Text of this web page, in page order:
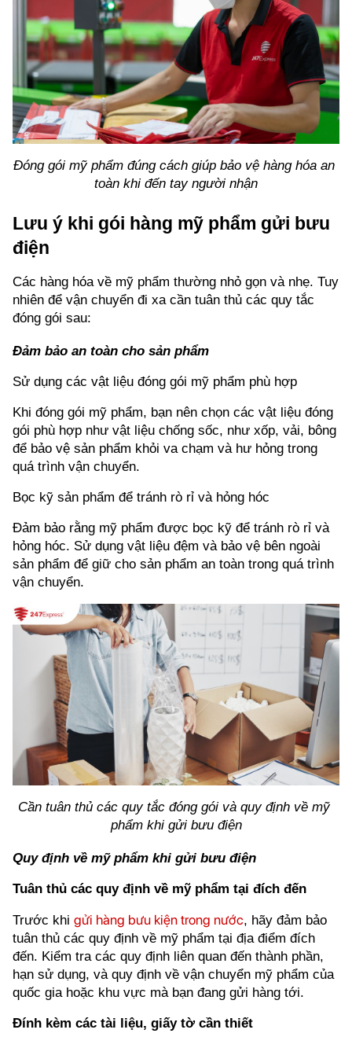
Đóng gói mỹ phẩm đúng cách giúp bảo vệ hàng hóa an
toàn khi đến tay người nhận
Lưu ý khi gói hàng mỹ phẩm gửi bưu
điện
Các hàng hóa về mỹ phẩm thường nhỏ gọn và nhẹ. Tuy
nhiên để vận chuyển đi xa cần tuân thủ các quy tắc
đóng gói sau:
Đảm bảo an toàn cho sản phẩm
Sử dụng các vật liệu đóng gói mỹ phẩm phù hợp
Khi đóng gói mỹ phẩm, bạn nên chọn các vật liệu đóng
gói phù hợp như vật liệu chống sốc, như xốp, vải, bông
để bảo vệ sản phẩm khỏi va chạm và hư hỏng trong
quá trình vận chuyển.
Bọc kỹ sản phẩm để tránh rò rỉ và hỏng hóc
Đảm bảo rằng mỹ phẩm được bọc kỹ để tránh rò rỉ và
hỏng hóc. Sử dụng vật liệu đệm và bảo vệ bên ngoài
sản phẩm để giữ cho sản phẩm an toàn trong quá trình
vận chuyển.
Cần tuân thủ các quy tắc đóng gói và quy định về mỹ
phẩm khi gửi bưu điện
Quy định về mỹ phẩm khi gửi bưu điện
Tuân thủ các quy định về mỹ phẩm tại đích đến
Trước khi gửi hàng bưu kiện trong nước, hãy đảm bảo
tuân thủ các quy định về mỹ phẩm tại địa điểm đích
đến. Kiểm tra các quy định liên quan đến thành phần,
hạn sử dụng, và quy định về vận chuyển mỹ phẩm của
quốc gia hoặc khu vực mà bạn đang gửi hàng tới.
Đính kèm các tài liệu, giấy tờ cần thiết